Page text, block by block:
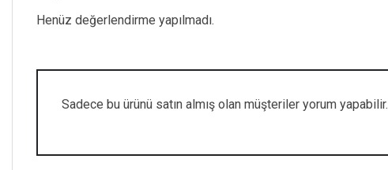
Henüz değerlendirme yapılmadı.
Sadece bu ürünü satın almış olan müşteriler yorum yapabilir.